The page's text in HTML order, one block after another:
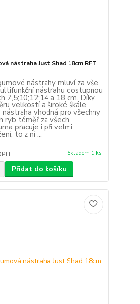
nástraha Just Shad 18cm RFT
nástrahy mluví za vše.
nástrahu dostupnou
7,5;10;12;14 a 18 cm. Díky
velikostí a široké škále
vhodná pro všechny
ryb téměř za všech
pracuje i při velmi
to z ní ...
Skladem 1 ks
Přidat do košíku